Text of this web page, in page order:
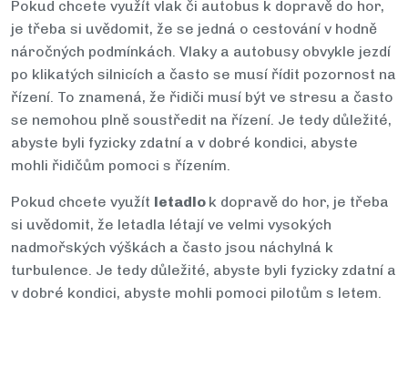
Pokud chcete využít vlak či autobus k dopravě do hor,
je třeba si uvědomit, že se jedná o cestování v hodně
náročných podmínkách. Vlaky a autobusy obvykle jezdí
po klikatých silnicích a často se musí řídit pozornost na
řízení. To znamená, že řidiči musí být ve stresu a často
se nemohou plně soustředit na řízení. Je tedy důležité,
abyste byli fyzicky zdatní a v dobré kondici, abyste
mohli řidičům pomoci s řízením.
Pokud chcete využít letadlo k dopravě do hor, je třeba
si uvědomit, že letadla létají ve velmi vysokých
nadmořských výškách a často jsou náchylná k
turbulence. Je tedy důležité, abyste byli fyzicky zdatní a
v dobré kondici, abyste mohli pomoci pilotům s letem.